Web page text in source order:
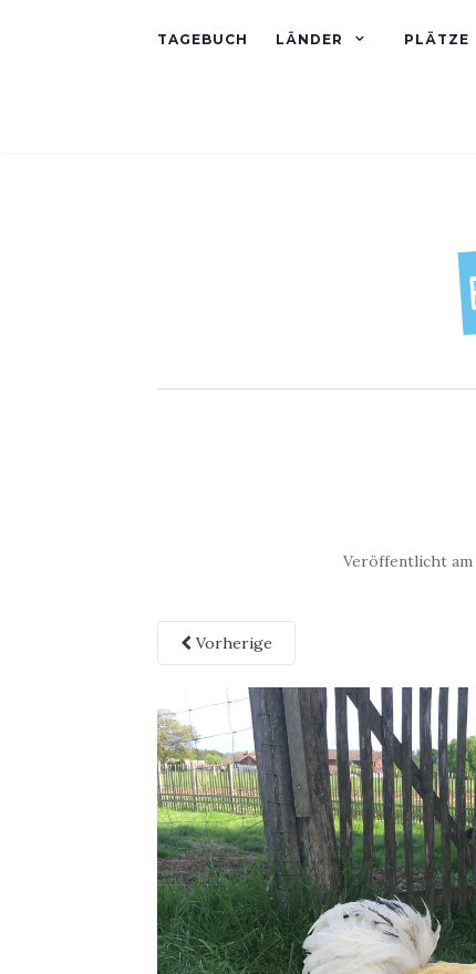
TAGEBUCH LÄNDER PLÄTZE
Veröffentlicht am
Vorherige